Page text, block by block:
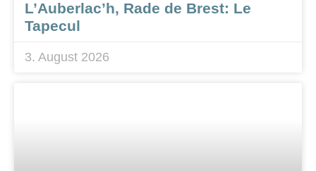
L’Auberlac’h, Rade de Brest: Le
Tapecul
3. August 2026